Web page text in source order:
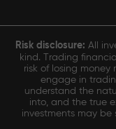
Risk disclosure: All
kind. Trading
risk of losing
engage in
understand the
into, and the true
investments may be